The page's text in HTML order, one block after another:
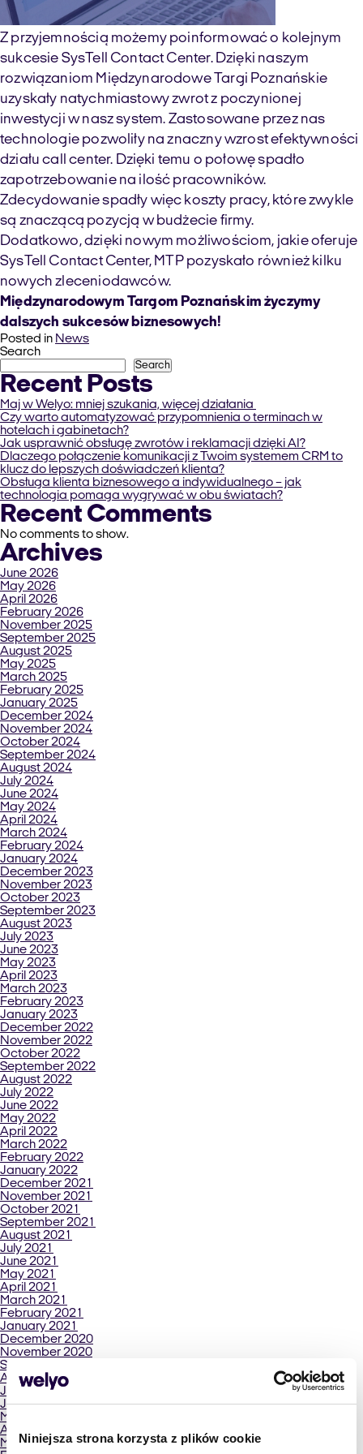
Niniejsza strona korzysta z plików cookie
Z przyjemnością możemy poinformować o kolejnym
sukcesie SysTell Contact Center. Dzięki naszym
rozwiązaniom Międzynarodowe Targi Poznańskie
uzyskały natychmiastowy zwrot z poczynionej
inwestycji w nasz system. Zastosowane przez nas
technologie pozwoliły na znaczny wzrost efektywności
działu call center. Dzięki temu o połowę spadło
zapotrzebowanie na ilość pracowników.
Zdecydowanie spadły więc koszty pracy, które zwykle
są znaczącą pozycją w budżecie firmy.
Dodatkowo, dzięki nowym możliwościom, jakie oferuje
SysTell Contact Center, MTP pozyskało również kilku
nowych zleceniodawców.
Międzynarodowym Targom Poznańskim życzymy
dalszych sukcesów biznesowych!
Posted in News
Search
Search
Recent Posts
Maj w Welyo: mniej szukania, więcej działania
Czy warto automatyzować przypomnienia o terminach w
hotelach i gabinetach?
Jak usprawnić obsługę zwrotów i reklamacji dzięki AI?
Dlaczego połączenie komunikacji z Twoim systemem CRM to
klucz do lepszych doświadczeń klienta?
Obsługa klienta biznesowego a indywidualnego – jak
technologia pomaga wygrywać w obu światach?
Recent Comments
No comments to show.
Archives
June 2026
May 2026
April 2026
February 2026
November 2025
September 2025
August 2025
May 2025
March 2025
February 2025
January 2025
December 2024
November 2024
October 2024
September 2024
August 2024
July 2024
June 2024
May 2024
April 2024
March 2024
February 2024
January 2024
December 2023
November 2023
October 2023
September 2023
August 2023
July 2023
June 2023
May 2023
April 2023
March 2023
February 2023
January 2023
December 2022
November 2022
October 2022
September 2022
August 2022
July 2022
June 2022
May 2022
April 2022
March 2022
February 2022
January 2022
December 2021
November 2021
October 2021
September 2021
August 2021
July 2021
June 2021
May 2021
April 2021
March 2021
February 2021
January 2021
December 2020
November 2020
September 2020
August 2020
July 2020
June 2020
May 2020
April 2020
March 2020